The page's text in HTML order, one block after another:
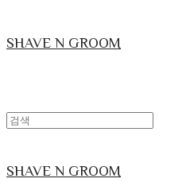
SHAVE N GROOM
SHAVE N GROOM